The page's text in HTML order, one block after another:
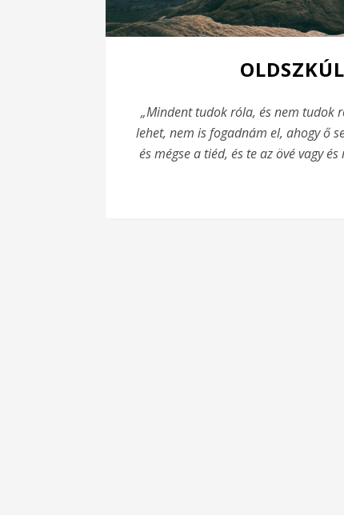
„Mindent tudok róla, és nem tudok
lehet, nem is fogadnám el, ahogy ő
és mégse a tiéd, és te az övé vagy